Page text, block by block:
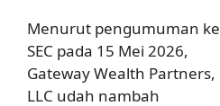
Menurut pengumuman ke
SEC pada 15 Mei 2026,
Gateway Wealth Partners,
LLC udah nambah